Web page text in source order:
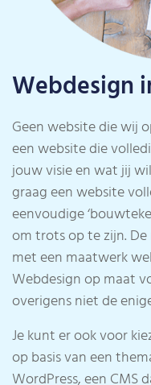
Webdesign
Geen website die wij
een website die
jouw visie en wat jij
graag een website
eenvoudige
om trots op te zijn.
met een maatwerk
Webdesign op maat
overigens niet de
Je kunt er ook voor
op basis van een
WordPress, een CMS